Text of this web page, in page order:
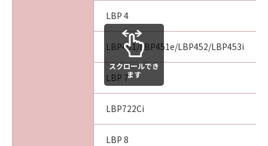
LBP 4
LBP451/LBP451e/LBP452/LBP453i
LBP 7
LBP722Ci
LBP 8
スクロールでき
ます